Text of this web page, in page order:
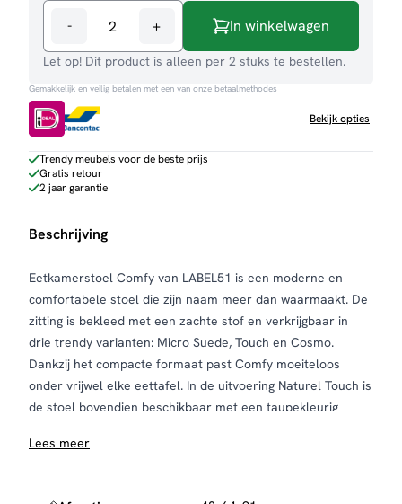
-
Eetkamerstoel
Comfy
+ In winkelwagen
Let op! Dit product is alleen per 2 stuks te bestellen.
Gemakkelijk en veilig betalen met een van onze betaalmethodes
Bekijk opties
Trendy meubels voor de beste prijs
Gratis retour
2 jaar garantie
Beschrijving
Eetkamerstoel Comfy van LABEL51 is een moderne en
comfortabele stoel die zijn naam meer dan waarmaakt. De
zitting is bekleed met een zachte stof en verkrijgbaar in
drie trendy varianten: Micro Suede, Touch en Cosmo.
Dankzij het compacte formaat past Comfy moeiteloos
onder vrijwel elke eettafel. In de uitvoering Naturel Touch is
de stoel bovendien beschikbaar met een taupekleurig
interieur. De slanke metalen poten bieden een stabiele
Lees meer